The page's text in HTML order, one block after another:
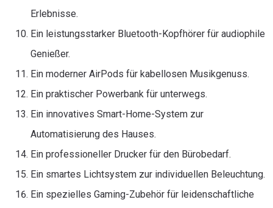
Erlebnisse.
Ein leistungsstarker Bluetooth-Kopfhörer für audiophile
Genießer.
Ein moderner AirPods für kabellosen Musikgenuss.
Ein praktischer Powerbank für unterwegs.
Ein innovatives Smart-Home-System zur
Automatisierung des Hauses.
Ein professioneller Drucker für den Bürobedarf.
Ein smartes Lichtsystem zur individuellen Beleuchtung.
Ein spezielles Gaming-Zubehör für leidenschaftliche